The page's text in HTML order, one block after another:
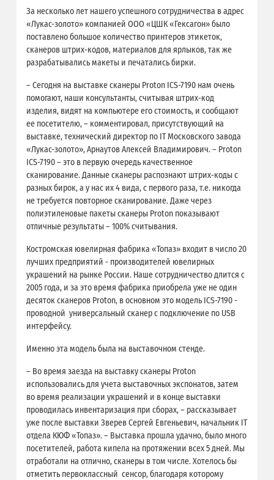
За несколько лет нашего успешного сотрудничества в адрес
«Лукас-золото» компанией ООО «ЦШК «Гексагон» было
поставлено большое количество принтеров этикеток,
сканеров штрих-кодов, материалов для ярлыков, так же
разрабатывались макеты и печатались бирки.
– Сегодня на выставке сканеры Proton ICS-7190 нам очень
помогают, наши консультанты, считывая штрих-код
изделия, видят на компьютере его стоимость, и сообщают
ее посетителю, – комментировал, присутствующий на
выставке, технический директор по IT Московского завода
«Лукас-золото», Арнаутов Алексей Владимирович. – Proton
ICS-7190 – это в первую очередь качественное
сканирование. Данные сканеры распознают штрих-коды с
разных бирок, а у нас их 4 вида, с первого раза, т.е. никогда
не требуется повторное сканирование. Даже через
полиэтиленовые пакеты сканеры Proton показывают
отличные результаты – 100% считывания.
Костромская ювелирная фабрика «Топаз» входит в число 20
лучших предприятий - производителей ювелирных
украшений на рынке России. Наше сотрудничество длится с
2005 года, и за это время фабрика приобрела уже не один
десяток сканеров Proton, в основном это модель ICS-7190 -
проводной универсальный сканер с подключение по USB
интерфейсу.
Именно эта модель была на выставочном стенде.
– Во время заезда на выставку сканеры Proton
использовались для учета выставочных экспонатов, затем
во время реализации украшений и в конце выставки
проводилась инвентаризация при сборах, – рассказывает
уже после выставки Зверев Сергей Евгеньевич, начальник IT
отдела КЮФ «Топаз». – Выставка прошла удачно, было много
посетителей, работа кипела на протяжении всех 5 дней. Мы
отработали на отлично, сканеры в том числе. Хотелось бы
отметить первоклассный сенсор, благодаря которому